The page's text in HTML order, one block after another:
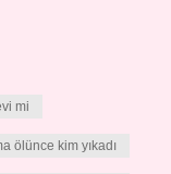
mi
ölünce kim yıkadı